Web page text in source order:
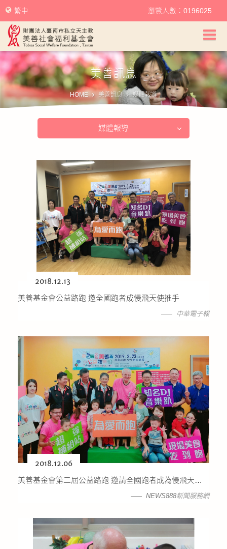
美善社會福利基金會首頁
關於美善
美善服務
美善訊息
幫助美善
我要捐款
捐款徵信
公益義賣
聯絡我們
友善連結
繁中 瀏覽人數：0196025
美善訊息
HOME 美善訊息 媒體報導
媒體報導
2018.12.13
美善基金會公益路跑 邀全國跑者成慢飛天使推手
中華電子報
2018.12.06
美善基金會第二屆公益路跑 邀請全國跑者成為慢飛天使不放棄的推手
NEWS888新聞服務網